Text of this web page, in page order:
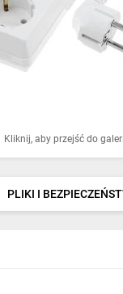
Kliknij, aby przejść do
PLIKI I